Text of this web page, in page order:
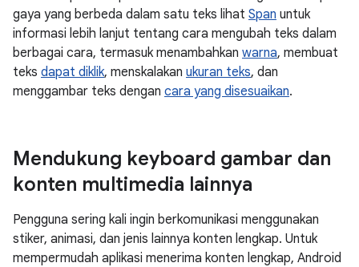
gaya yang berbeda dalam satu teks lihat Span untuk
informasi lebih lanjut tentang cara mengubah teks dalam
berbagai cara, termasuk menambahkan warna, membuat
teks dapat diklik, menskalakan ukuran teks, dan
menggambar teks dengan cara yang disesuaikan.
Mendukung keyboard gambar dan
konten multimedia lainnya
Pengguna sering kali ingin berkomunikasi menggunakan
stiker, animasi, dan jenis lainnya konten lengkap. Untuk
mempermudah aplikasi menerima konten lengkap, Android